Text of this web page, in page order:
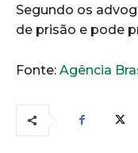
Segundo os
de prisão e pode
Fonte: Agência